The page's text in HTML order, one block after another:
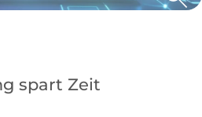
spart Zeit